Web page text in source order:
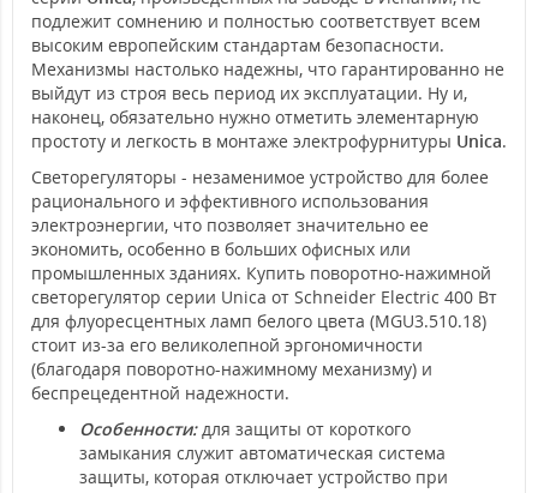
подлежит сомнению и полностью соответствует всем
высоким европейским стандартам безопасности.
Механизмы настолько надежны, что гарантированно не
выйдут из строя весь период их эксплуатации. Ну и,
наконец, обязательно нужно отметить элементарную
простоту и легкость в монтаже электрофурнитуры Unica.
Светорегуляторы - незаменимое устройство для более
рационального и эффективного использования
электроэнергии, что позволяет значительно ее
экономить, особенно в больших офисных или
промышленных зданиях. Купить поворотно-нажимной
светорегулятор серии Unica от Schneider Electric 400 Вт
для флуоресцентных ламп белого цвета (MGU3.510.18)
стоит из-за его великолепной эргономичности
(благодаря поворотно-нажимному механизму) и
беспрецедентной надежности.
Особенности:для защиты от короткого
замыкания служит автоматическая система
защиты, которая отключает устройство при